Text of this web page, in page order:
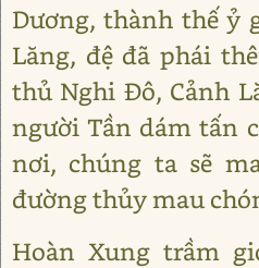
Dương, thành thế ỷ
Lăng, đệ đã phái
thủ Nghi Đô, Cảnh
người Tần dám tấn
nơi, chúng ta sẽ
đường thủy mau
Hoàn Xung trầm